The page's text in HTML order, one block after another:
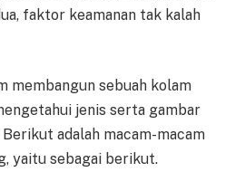
faktor keamanan tak kalah
membangun sebuah kolam
jenis serta gambar
adalah macam-macam
yaitu sebagai berikut.